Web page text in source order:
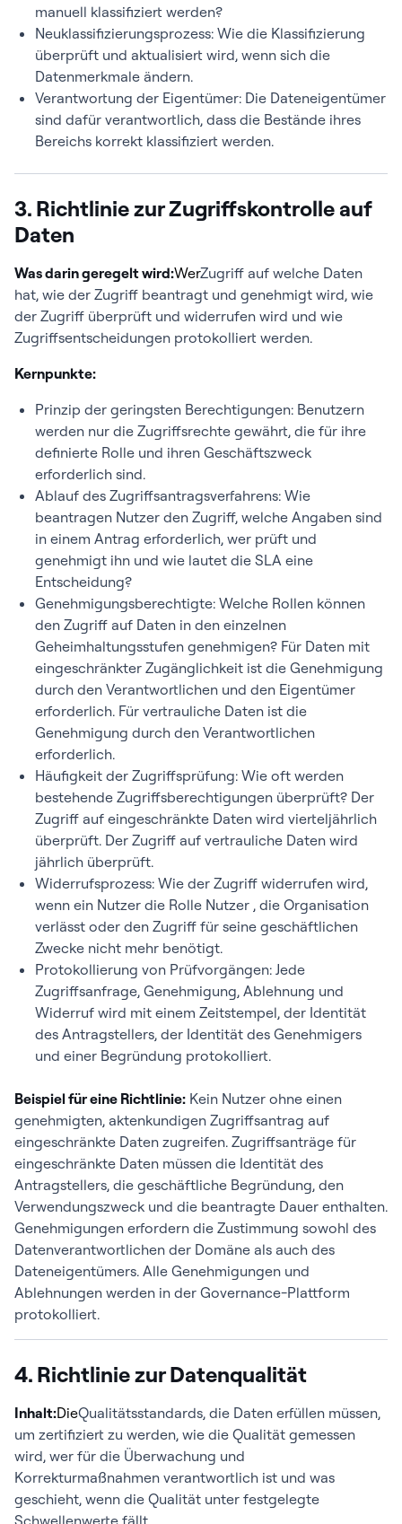
manuell klassifiziert werden?
Neuklassifizierungsprozess: Wie die Klassifizierung
überprüft und aktualisiert wird, wenn sich die
Datenmerkmale ändern.
Verantwortung der Eigentümer: Die Dateneigentümer
sind dafür verantwortlich, dass die Bestände ihres
Bereichs korrekt klassifiziert werden.
3. Richtlinie zur Zugriffskontrolle auf
Daten
Was darin geregelt wird:WerZugriff auf welche Daten
hat, wie der Zugriff beantragt und genehmigt wird, wie
der Zugriff überprüft und widerrufen wird und wie
Zugriffsentscheidungen protokolliert werden.
Kernpunkte:
Prinzip der geringsten Berechtigungen: Benutzern
werden nur die Zugriffsrechte gewährt, die für ihre
definierte Rolle und ihren Geschäftszweck
erforderlich sind.
Ablauf des Zugriffsantragsverfahrens: Wie
beantragen Nutzer den Zugriff, welche Angaben sind
in einem Antrag erforderlich, wer prüft und
genehmigt ihn und wie lautet die SLA eine
Entscheidung?
Genehmigungsberechtigte: Welche Rollen können
den Zugriff auf Daten in den einzelnen
Geheimhaltungsstufen genehmigen? Für Daten mit
eingeschränkter Zugänglichkeit ist die Genehmigung
durch den Verantwortlichen und den Eigentümer
erforderlich. Für vertrauliche Daten ist die
Genehmigung durch den Verantwortlichen
erforderlich.
Häufigkeit der Zugriffsprüfung: Wie oft werden
bestehende Zugriffsberechtigungen überprüft? Der
Zugriff auf eingeschränkte Daten wird vierteljährlich
überprüft. Der Zugriff auf vertrauliche Daten wird
jährlich überprüft.
Widerrufsprozess: Wie der Zugriff widerrufen wird,
wenn ein Nutzer die Rolle Nutzer , die Organisation
verlässt oder den Zugriff für seine geschäftlichen
Zwecke nicht mehr benötigt.
Protokollierung von Prüfvorgängen: Jede
Zugriffsanfrage, Genehmigung, Ablehnung und
Widerruf wird mit einem Zeitstempel, der Identität
des Antragstellers, der Identität des Genehmigers
und einer Begründung protokolliert.
Beispiel für eine Richtlinie: Kein Nutzer ohne einen
genehmigten, aktenkundigen Zugriffsantrag auf
eingeschränkte Daten zugreifen. Zugriffsanträge für
eingeschränkte Daten müssen die Identität des
Antragstellers, die geschäftliche Begründung, den
Verwendungszweck und die beantragte Dauer enthalten.
Genehmigungen erfordern die Zustimmung sowohl des
Datenverantwortlichen der Domäne als auch des
Dateneigentümers. Alle Genehmigungen und
Ablehnungen werden in der Governance-Plattform
protokolliert.
4. Richtlinie zur Datenqualität
Inhalt:DieQualitätsstandards, die Daten erfüllen müssen,
um zertifiziert zu werden, wie die Qualität gemessen
wird, wer für die Überwachung und
Korrekturmaßnahmen verantwortlich ist und was
geschieht, wenn die Qualität unter festgelegte
Schwellenwerte fällt.